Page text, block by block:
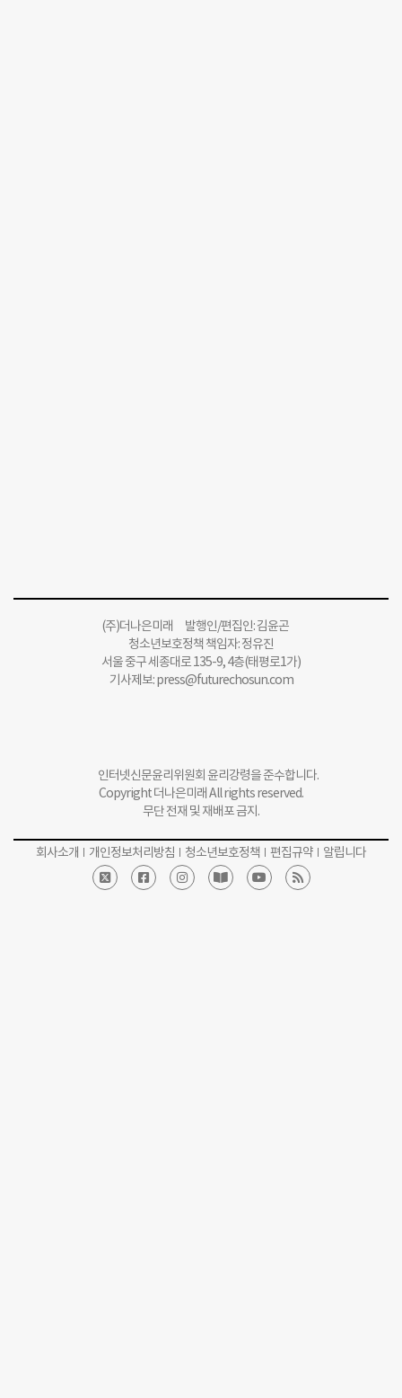
(주)더나은미래 발행인/편집인: 김윤곤
청소년보호정책 책임자: 정유진
서울 중구 세종대로 135-9, 4층(태평로1가)
기사제보:press@futurechosun.com
인터넷신문윤리위원회 윤리강령을 준수합니다.
Copyright 더나은미래 All rights reserved.
무단 전재 및 재배포 금지.
회사소개 개인정보처리방침 청소년보호정책 편집규약 알립니다